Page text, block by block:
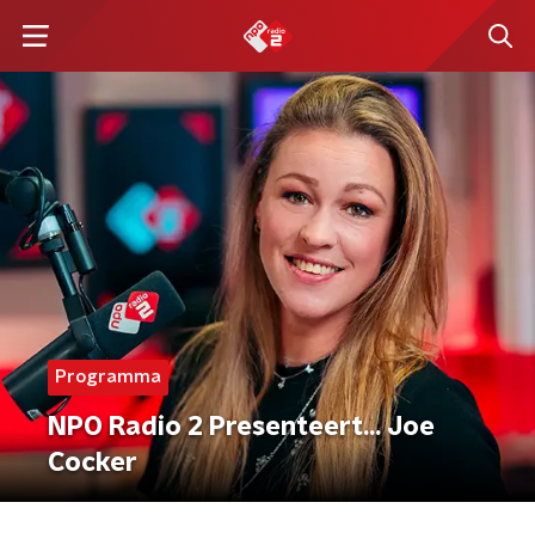
Programma
NPO Radio 2 Presenteert... Joe
Cocker